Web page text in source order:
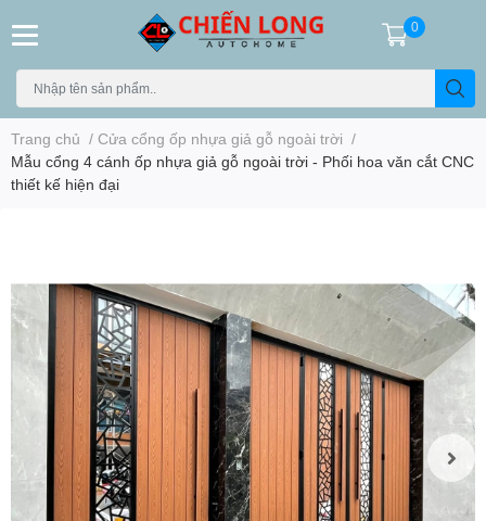
0
Trang chủ / Cửa cổng ốp nhựa giả gỗ ngoài trời /
Mẫu cổng 4 cánh ốp nhựa giả gỗ ngoài trời - Phối hoa văn cắt CNC
thiết kế hiện đại